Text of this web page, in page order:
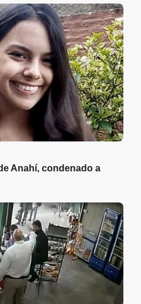
Anahí, condenado a